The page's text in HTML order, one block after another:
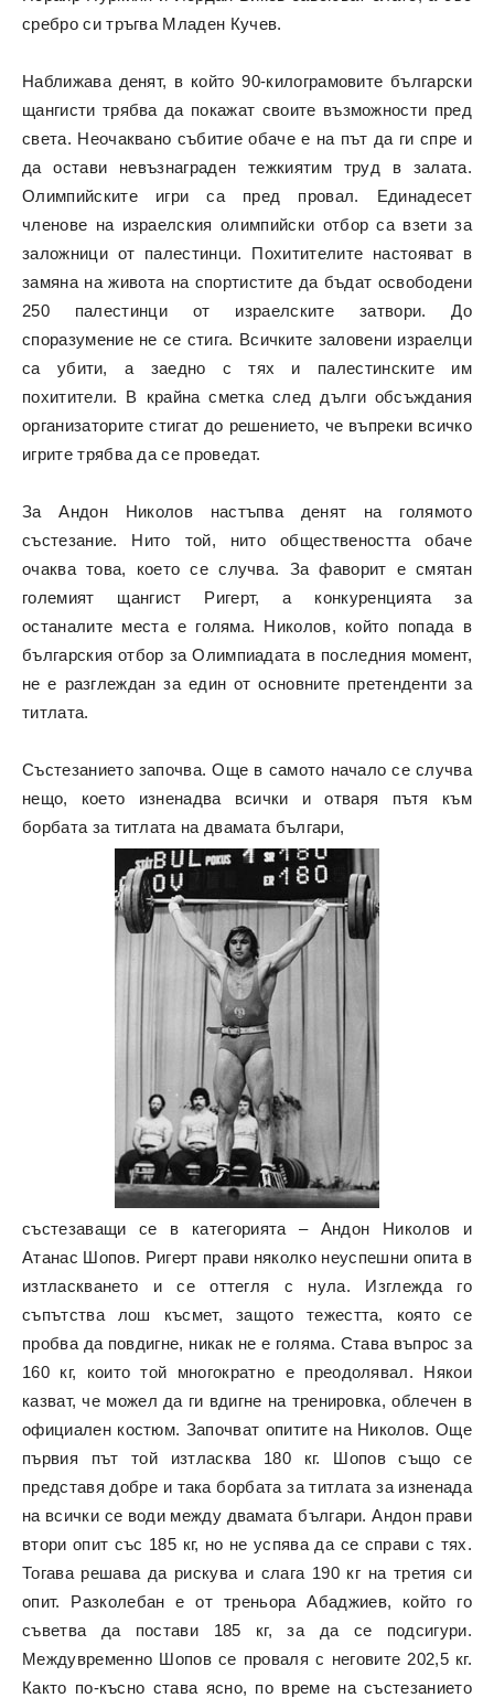
сребро си тръгва Младен Кучев.
Наближава денят, в който 90-килограмовите български
щангисти трябва да покажат своите възможности пред
света. Неочаквано събитие обаче е на път да ги спре и
да остави невъзнаграден тежкиятим труд в залата.
Олимпийските игри са пред провал. Единадесет
членове на израелския олимпийски отбор са взети за
заложници от палестинци. Похитителите настояват в
замяна на живота на спортистите да бъдат освободени
250 палестинци от израелските затвори. До
споразумение не се стига. Всичките заловени израелци
са убити, а заедно с тях и палестинските им
похитители. В крайна сметка след дълги обсъждания
организаторите стигат до решението, че въпреки всичко
игрите трябва да се проведат.
За Андон Николов настъпва денят на голямото
състезание. Нито той, нито обществеността обаче
очаква това, което се случва. За фаворит е смятан
големият щангист Ригерт, а конкуренцията за
останалите места е голяма. Николов, който попада в
българския отбор за Олимпиадата в последния момент,
не е разглеждан за един от основните претенденти за
титлата.
Състезанието започва. Още в самото начало се случва
нещо, което изненадва всички и отваря пътя към
борбата за титлата на двамата българи,
състезаващи се в категорията – Андон Николов и
Атанас Шопов. Ригерт прави няколко неуспешни опита в
изтласкването и се оттегля с нула. Изглежда го
съпътства лош късмет, защото тежестта, която се
пробва да повдигне, никак не е голяма. Става въпрос за
160 кг, които той многократно е преодолявал. Някои
казват, че можел да ги вдигне на тренировка, облечен в
официален костюм. Започват опитите на Николов. Още
първия път той изтласква 180 кг. Шопов също се
представя добре и така борбата за титлата за изненада
на всички се води между двамата българи. Андон прави
втори опит със 185 кг, но не успява да се справи с тях.
Тогава решава да рискува и слага 190 кг на третия си
опит. Разколебан е от треньора Абаджиев, който го
съветва да постави 185 кг, за да се подсигури.
Междувременно Шопов се проваля с неговите 202,5 кг.
Както по-късно става ясно, по време на състезанието